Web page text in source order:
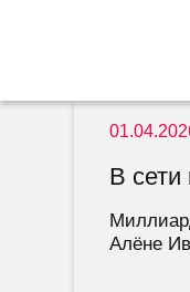
В сети
Алёне